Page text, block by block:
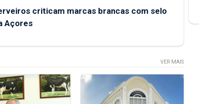
criticam marcas brancas com selo
Açores
VER MAIS